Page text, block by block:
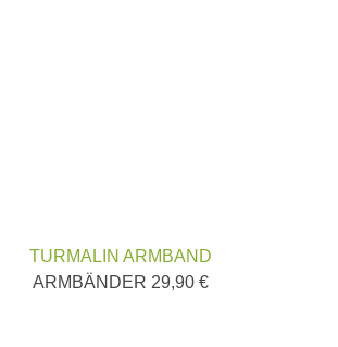
TURMALIN ARMBAND
ARMBÄNDER 29,90 €